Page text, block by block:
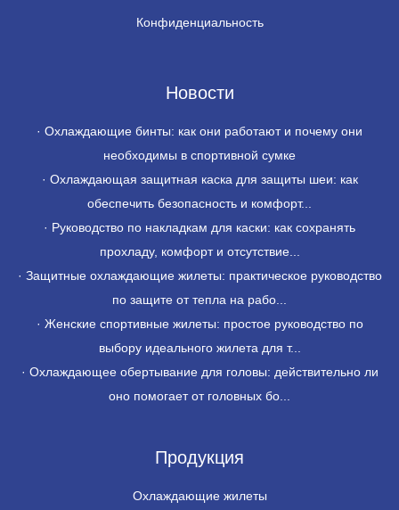
Конфиденциальность
Новости
· Охлаждающие бинты: как они работают и почему они
необходимы в спортивной сумке
· Охлаждающая защитная каска для защиты шеи: как
обеспечить безопасность и комфорт...
· Руководство по накладкам для каски: как сохранять
прохладу, комфорт и отсутствие...
· Защитные охлаждающие жилеты: практическое руководство
по защите от тепла на рабо...
· Женские спортивные жилеты: простое руководство по
выбору идеального жилета для т...
· Охлаждающее обертывание для головы: действительно ли
оно помогает от головных бо...
Продукция
Охлаждающие жилеты